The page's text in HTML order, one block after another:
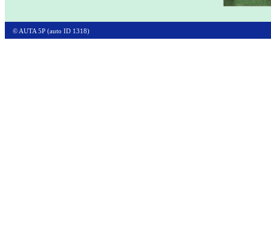
© AUTA 5P (auto ID 1318)